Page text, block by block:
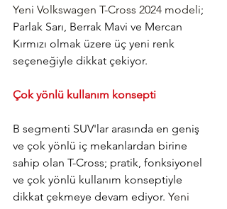
Yeni Volkswagen T-Cross 2024 modeli;
Parlak Sarı, Berrak Mavi ve Mercan
Kırmızı olmak üzere üç yeni renk
seçeneğiyle dikkat çekiyor.
Çok yönlü kullanım konsepti
B segmenti SUV'lar arasında en geniş
ve çok yönlü iç mekanlardan birine
sahip olan T-Cross; pratik, fonksiyonel
ve çok yönlü kullanım konseptiyle
dikkat çekmeye devam ediyor. Yeni